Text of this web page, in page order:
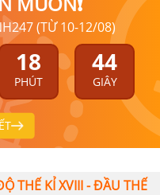
(TỪ 10-12/08)
18
PHÚT
43
GIÂY
THẾ KỈ XVIII - ĐẦU THẾ